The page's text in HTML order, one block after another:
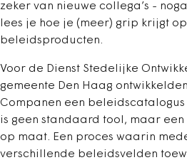
zeker van nieuwe collega’s -
lees je hoe je (meer) grip krijgt
beleidsproducten.
Voor de Dienst Stedelijke
gemeente Den Haag ontwikkelden
Companen een
is geen standaard tool, maar
op maat. Een proces waarin
verschillende beleidsvelden